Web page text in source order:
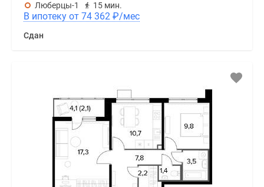
Люберцы-1
15 мин.
В ипотеку от 74 362 ₽/мес
Сдан